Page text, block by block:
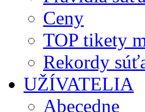
Ceny
TOP tikety
Rekordy
UŽÍVATELIA
Abecedne